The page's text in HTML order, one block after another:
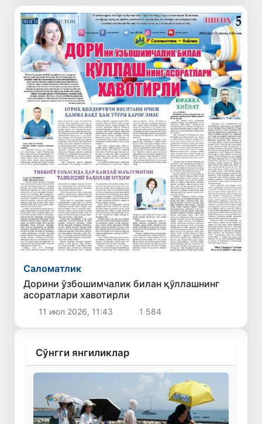
Саломатлик
Дорини ўзбошимчалик билан қўллашнинг
асоратлари хавотирли
11 июл 2026, 11:43 1 584
Сўнгги янгиликлар